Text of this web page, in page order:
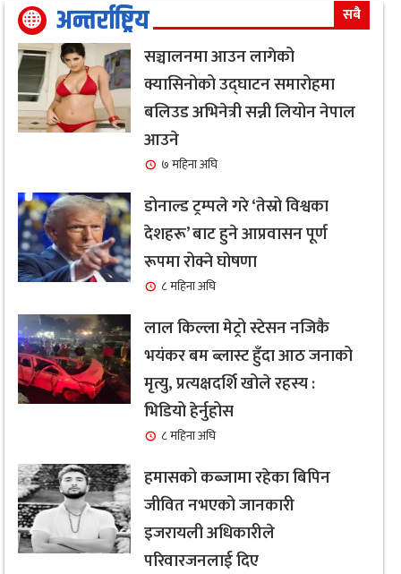
अन्तर्राष्ट्रिय सबै
सञ्चालनमा आउन लागेको
क्यासिनोको उद्घाटन समारोहमा
बलिउड अभिनेत्री सन्नी लियोन नेपाल
आउने
७ महिना अघि
डोनाल्ड ट्रम्पले गरे ‘तेस्रो विश्वका
देशहरू’ बाट हुने आप्रवासन पूर्ण
रूपमा रोक्ने घोषणा
८ महिना अघि
लाल किल्ला मेट्रो स्टेसन नजिकै
भयंकर बम ब्लास्ट हुँदा आठ जनाको
मृत्यु, प्रत्यक्षदर्शि खोले रहस्य :
भिडियो हेर्नुहोस
८ महिना अघि
हमासको कब्जामा रहेका बिपिन
जीवित नभएको जानकारी
इजरायली अधिकारीले
परिवारजनलाई दिए